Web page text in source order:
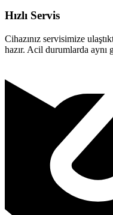
Hızlı Servis
Cihazınız servisimize
hazır. Acil durumlarda aynı